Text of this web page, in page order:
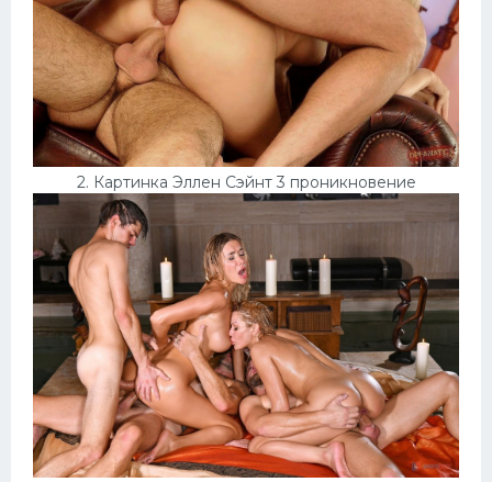
2. Картинка Эллен Сэйнт 3 проникновение
Няшки
Модели
Сперма на лице
Минет